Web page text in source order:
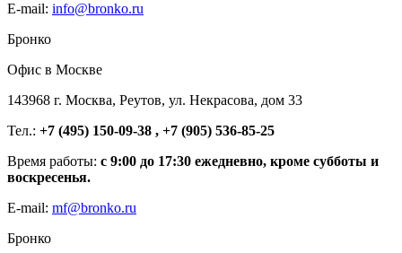
E-mail: info@bronko.ru
Бронко
Офис в Москве
143968 г. Москва, Реутов, ул. Некрасова, дом 33
Тел.: +7 (495) 150-09-38 , +7 (905) 536-85-25
Время работы: с 9:00 до 17:30 ежедневно, кроме субботы и
воскресенья.
E-mail: mf@bronko.ru
Бронко